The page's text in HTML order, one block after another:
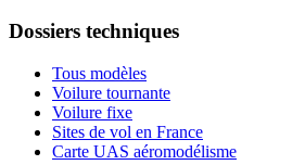
Dossiers techniques
Tous modèles
Voilure tournante
Voilure fixe
Sites de vol en France
Carte UAS aéromodélisme